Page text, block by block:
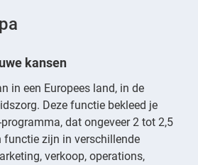
kansen
in een Europees land, in de
Deze functie bekleed je
dat ongeveer 2 tot 2,5
functie zijn in verschillende
verkoop, operations,